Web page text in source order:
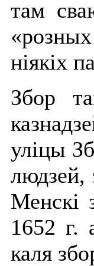
там
ніякіх
Збор
уліцы
людзей,
Менскі
1652 г.
каля